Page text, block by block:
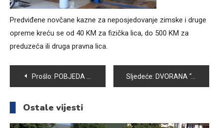
Predviđene novčane kazne za neposjedovanje zimske i druge
opreme kreću se od 40 KM za fizička lica, do 500 KM za
preduzeća ili druga pravna lica.
Navigacija
članaka
Prošlo: POBJEDA RUKOMETAŠA VOGOŠĆE U PRVENSTVU PRED UTAKMICU EHF CHALLENGE KUPA PROTIV BORCA Sljedeće: DVORANA “AMEL BEČKOVIĆ” SPREMNA ZA JOŠ JEDAN PRAZNIK RUKOMETA
Ostale vijesti